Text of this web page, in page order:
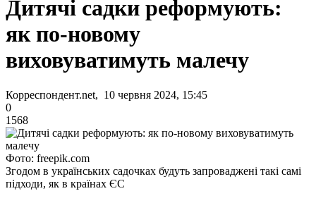
Дитячі садки реформують:
як по-новому
виховуватимуть малечу
Корреспондент.net, 10 червня 2024, 15:45
0
1568
Фото: freepik.com
Згодом в українських садочках будуть запроваджені такі самі
підходи, як в країнах ЄС